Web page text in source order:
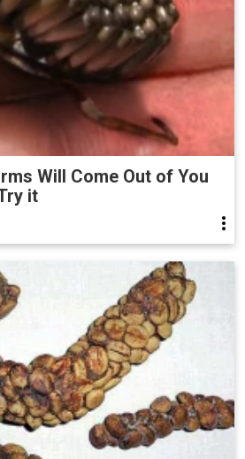
Will Come Out of You
it